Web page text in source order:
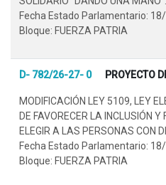
Fecha Estado Parlamentario:
Bloque: FUERZA PATRIA
D- 782/26-27- 0 PROYECTO
MODIFICACIÓN LEY 5109, LEY
DE FAVORECER LA INCLUSIÓN Y
ELEGIR A LAS PERSONAS CON
Fecha Estado Parlamentario:
Bloque: FUERZA PATRIA